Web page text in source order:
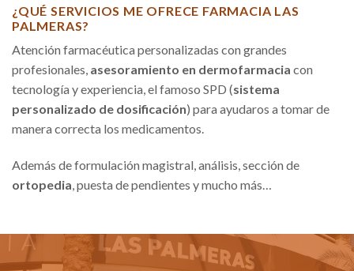
¿QUÉ SERVICIOS ME OFRECE FARMACIA LAS
PALMERAS?
Atención farmacéutica personalizadas con grandes
profesionales, asesoramiento en dermofarmacia con
tecnología y experiencia, el famoso SPD (sistema
personalizado de dosificación) para ayudaros a tomar de
manera correcta los medicamentos.
Además de formulación magistral, análisis, sección de
ortopedia , puesta de pendientes y mucho más…